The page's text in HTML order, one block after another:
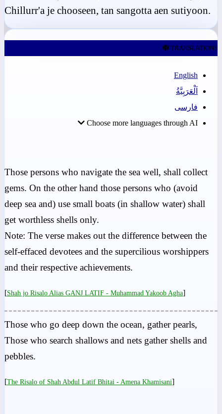
Chillurr'a je chooseen, tan sangotta aen sutiyoon.
TRANSLATIONS
English
اَلْعَرَبِيَّةُ
فارسی
Choose more languages through AI
Those persons who navigate the sea well, shall collect
gems. On the other hand those persons who (avoid
deep sea and) use small boats (in shallow water) shall
get worthless shells only.
Note: The verse makes out the difference between the
self-effaced devotees and the supercilious worshippers
and their respective achievements.
[Shah jo Risalo Alias GANJ LATIF - Muhammad Yakoob Agha]
Those who go deep down the ocean, gather pearls,
Those who search shallows and nets gather shells and
pebbles.
[The Risalo of Shah Abdul Latif Bhitai - Amena Khamisani]